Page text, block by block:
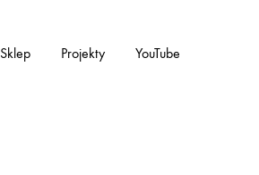
Sklep Projekty YouTube